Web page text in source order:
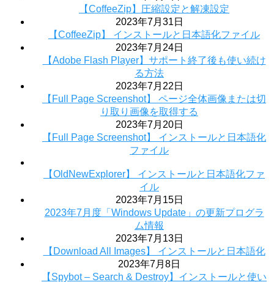
【CoffeeZip】圧縮設定と解凍設定
2023年7月31日
【CoffeeZip】 インストールと日本語化ファイル
2023年7月24日
【Adobe Flash Player】サポート終了後も使い続け
る方法
2023年7月22日
【Full Page Screenshot】 ページ全体画像または切
り取り画像を取得する
2023年7月20日
【Full Page Screenshot】 インストールと日本語化
ファイル
【OldNewExplorer】 インストールと日本語化ファ
イル
2023年7月15日
2023年7月度「Windows Update」の更新プログラ
ム情報
2023年7月13日
【Download All Images】 インストールと日本語化
2023年7月8日
【Spybot – Search & Destroy】インストールと使い